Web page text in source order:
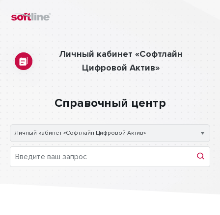
Личный кабинет «Софтлайн
Цифровой Актив»
Справочный центр
Личный кабинет «Софтлайн Цифровой Актив»